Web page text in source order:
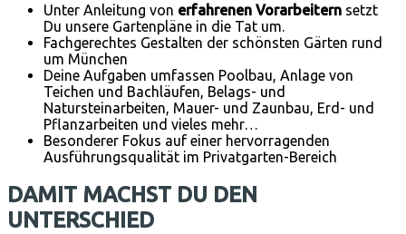
Unter Anleitung von erfahrenen Vorarbeitern setzt
Du unsere Gartenpläne in die Tat um.
Fachgerechtes Gestalten der schönsten Gärten rund
um München
Deine Aufgaben umfassen Poolbau, Anlage von
Teichen und Bachläufen, Belags- und
Natursteinarbeiten, Mauer- und Zaunbau, Erd- und
Pflanzarbeiten und vieles mehr…
Besonderer Fokus auf einer hervorragenden
Ausführungsqualität im Privatgarten-Bereich
DAMIT MACHST DU DEN
UNTERSCHIED